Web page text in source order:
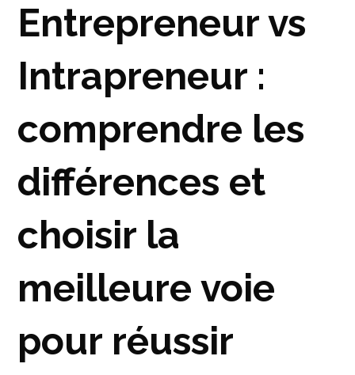
Entrepreneur vs
Intrapreneur :
comprendre les
différences et
choisir la
meilleure voie
pour réussir